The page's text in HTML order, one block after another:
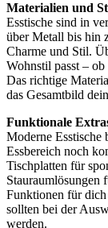
Materialien und
Esstische sind in
über Metall bis hin
Charme und Stil.
Wohnstil passt –
Das richtige
das Gesamtbild
Funktionale
Moderne Esstische
Essbereich noch
Tischplatten für
Stauraumlösungen
Funktionen für
sollten bei der
werden.